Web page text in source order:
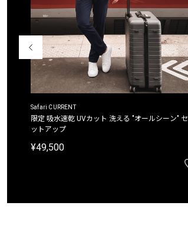
Safari CURRENT
限定 吸水速乾 UVカット 洗える "オールシーン" セ
ットアップ
¥49,500